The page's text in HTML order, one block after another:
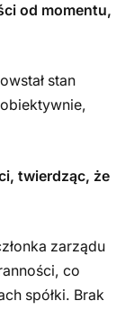
od momentu,
stan
twierdząc, że
zarządu
co
spółki. Brak